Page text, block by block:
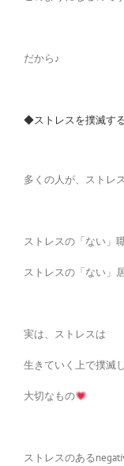
だから♪
◆ストレスを撲滅す
多くの人が、ストレ
ストレスの「ない」
ストレスの「ない」
実は、ストレスは
生きていく上で撲滅
大切なもの
ストレスのある